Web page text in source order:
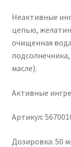
Неактивные
цепью,
очищенная
масле).
Активные
Артикул:
Дозировка: 50